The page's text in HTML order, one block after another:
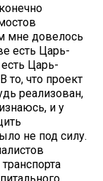
мне довелось
есть Царь-
Царь-
то, что проект
реализован,
и у
не под силу.